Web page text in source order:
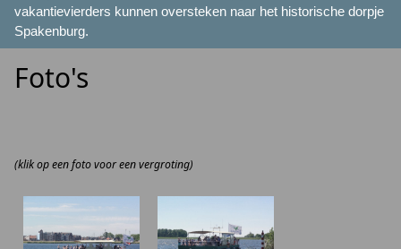
vakantievierders kunnen oversteken naar het historische dorpje
Spakenburg.
Foto's
(klik op een foto voor een vergroting)